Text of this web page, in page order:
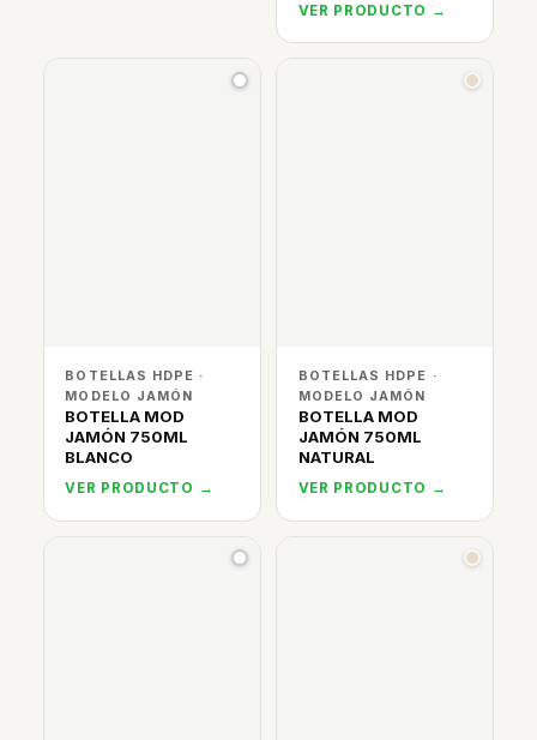
VER PRODUCTO →
BOTELLAS HDPE ·
MODELO JAMÓN
BOTELLA MOD
JAMÓN 750ML
BLANCO
VER PRODUCTO →
BOTELLAS HDPE ·
MODELO JAMÓN
BOTELLA MOD
JAMÓN 750ML
NATURAL
VER PRODUCTO →